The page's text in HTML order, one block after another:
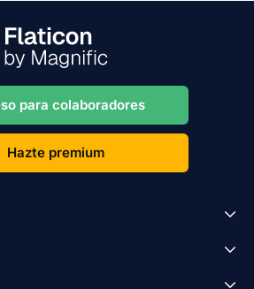
para colaboradores
Hazte premium